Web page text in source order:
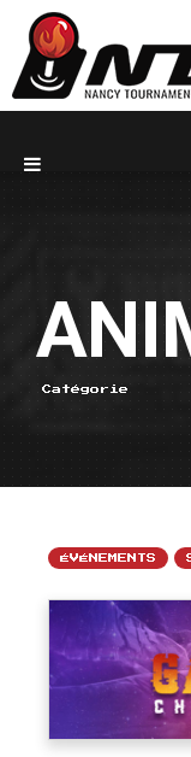
Catégorie
ÉVÉNEMENTS